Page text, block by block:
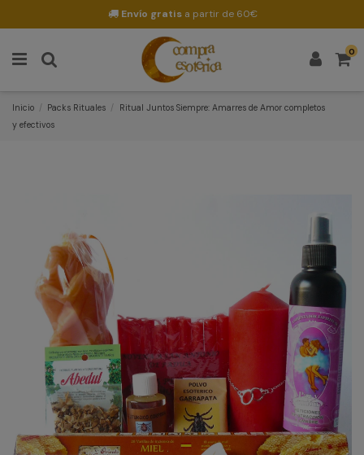
Envío gratis a partir de 60€
0
Inicio Packs Rituales
Ritual Juntos Siempre: Amarres de Amor completos
y efectivos